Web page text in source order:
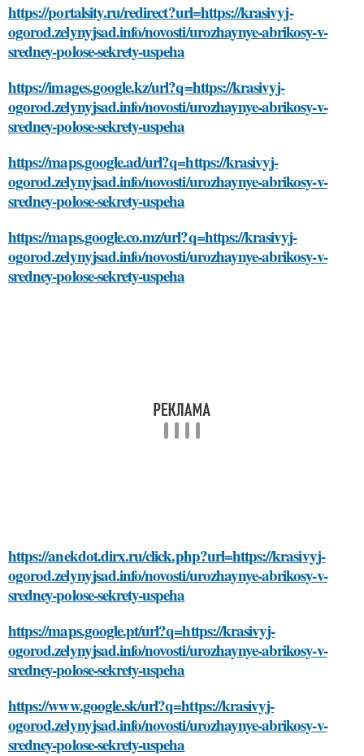
https://portalsity.ru/redirect?url=https://krasivyj-
ogorod.zelynyjsad.info/novosti/urozhaynye-abrikosy-v-
sredney-polose-sekrety-uspeha
https://images.google.kz/url?q=https://krasivyj-
ogorod.zelynyjsad.info/novosti/urozhaynye-abrikosy-v-
sredney-polose-sekrety-uspeha
https://maps.google.ad/url?q=https://krasivyj-
ogorod.zelynyjsad.info/novosti/urozhaynye-abrikosy-v-
sredney-polose-sekrety-uspeha
https://maps.google.co.mz/url?q=https://krasivyj-
ogorod.zelynyjsad.info/novosti/urozhaynye-abrikosy-v-
sredney-polose-sekrety-uspeha
https://anekdot.dirx.ru/click.php?url=https://krasivyj-
ogorod.zelynyjsad.info/novosti/urozhaynye-abrikosy-v-
sredney-polose-sekrety-uspeha
https://maps.google.pt/url?q=https://krasivyj-
ogorod.zelynyjsad.info/novosti/urozhaynye-abrikosy-v-
sredney-polose-sekrety-uspeha
https://www.google.sk/url?q=https://krasivyj-
ogorod.zelynyjsad.info/novosti/urozhaynye-abrikosy-v-
sredney-polose-sekrety-uspeha